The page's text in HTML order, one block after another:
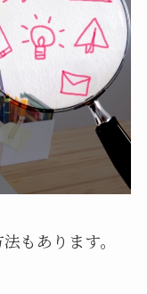
もあります。